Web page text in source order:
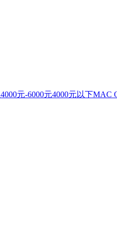
4000元-6000元4000元以下MAC